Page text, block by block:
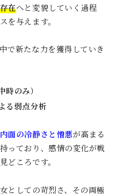
在へと変貌していく過程
を与えます。
で新たな力を獲得していき
のみ）
る弱点分析
内面の冷静さと憎悪が高まる
っており、感情の変化が戦
どころです。
としての苛烈さ、その両極